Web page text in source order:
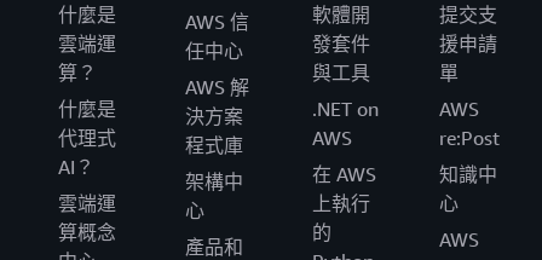
什麼是
雲端運
算？
什麼是
代理式
AI？
雲端運
算概念
AWS 信
任中心
AWS 解
決方案
程式庫
架構中
心
產品和
軟體開
發套件
與工具
.NET on
AWS
在 AWS
上執行
的
提交支
援申請
單
AWS
re:Post
知識中
心
AWS